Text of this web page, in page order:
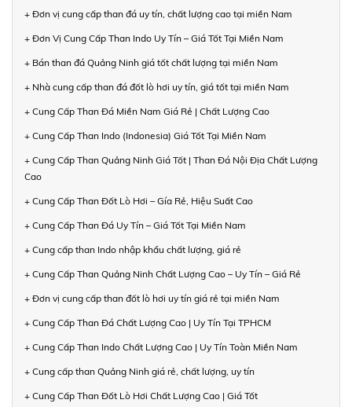
+ Đơn vị cung cấp than đá uy tín, chất lượng cao tại miền Nam
+ Đơn Vị Cung Cấp Than Indo Uy Tín – Giá Tốt Tại Miền Nam
+ Bán than đá Quảng Ninh giá tốt chất lượng tại miền Nam
+ Nhà cung cấp than đá đốt lò hơi uy tín, giá tốt tại miền Nam
+ Cung Cấp Than Đá Miền Nam Giá Rẻ | Chất Lượng Cao
+ Cung Cấp Than Indo (Indonesia) Giá Tốt Tại Miền Nam
+ Cung Cấp Than Quảng Ninh Giá Tốt | Than Đá Nội Địa Chất Lượng
Cao
+ Cung Cấp Than Đốt Lò Hơi – Gía Rẻ, Hiệu Suất Cao
+ Cung Cấp Than Đá Uy Tín – Giá Tốt Tại Miền Nam
+ Cung cấp than Indo nhập khẩu chất lượng, giá rẻ
+ Cung Cấp Than Quảng Ninh Chất Lượng Cao – Uy Tín – Giá Rẻ
+ Đơn vị cung cấp than đốt lò hơi uy tín giá rẻ tại miền Nam
+ Cung Cấp Than Đá Chất Lượng Cao | Uy Tín Tại TPHCM
+ Cung Cấp Than Indo Chất Lượng Cao | Uy Tín Toàn Miền Nam
+ Cung cấp than Quảng Ninh giá rẻ, chất lượng, uy tín
+ Cung Cấp Than Đốt Lò Hơi Chất Lượng Cao | Giá Tốt